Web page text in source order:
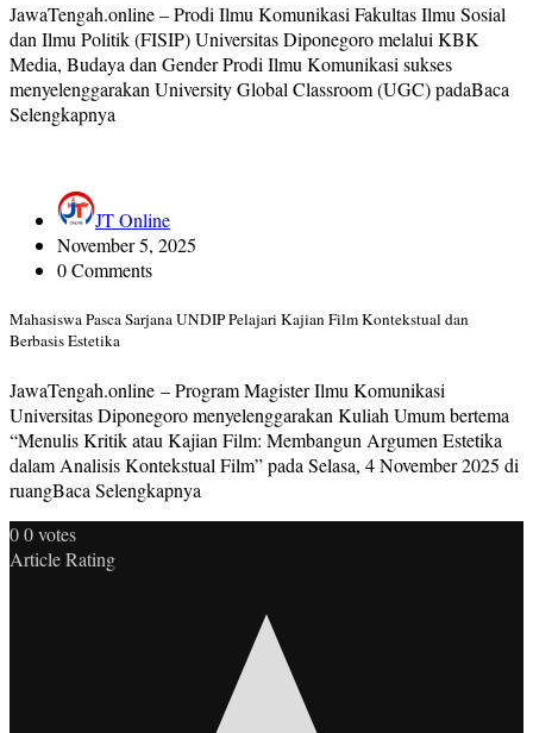
JawaTengah.online – Prodi Ilmu Komunikasi Fakultas Ilmu Sosial
dan Ilmu Politik (FISIP) Universitas Diponegoro melalui KBK
Media, Budaya dan Gender Prodi Ilmu Komunikasi sukses
menyelenggarakan University Global Classroom (UGC) padaBaca
Selengkapnya
JT Online
November 5, 2025
0 Comments
Mahasiswa Pasca Sarjana UNDIP Pelajari Kajian Film Kontekstual dan
Berbasis Estetika
JawaTengah.online – Program Magister Ilmu Komunikasi
Universitas Diponegoro menyelenggarakan Kuliah Umum bertema
“Menulis Kritik atau Kajian Film: Membangun Argumen Estetika
dalam Analisis Kontekstual Film” pada Selasa, 4 November 2025 di
ruangBaca Selengkapnya
00votes
Article Rating